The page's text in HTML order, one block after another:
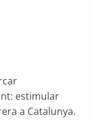
estimular
a Catalunya.